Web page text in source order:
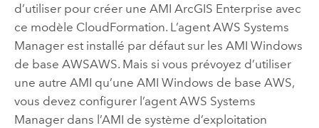
d’utiliser pour créer une AMI ArcGIS Enterprise avec
ce modèle CloudFormation. L’agent AWS Systems
Managerest installé par défaut sur les AMI Windows
de base AWSAWS. Mais si vous prévoyez d’utiliser
une autre AMI qu’une AMI Windows de base AWS,
vous devez configurer l’agent AWS Systems
Managerdans l’AMI de système d’exploitation